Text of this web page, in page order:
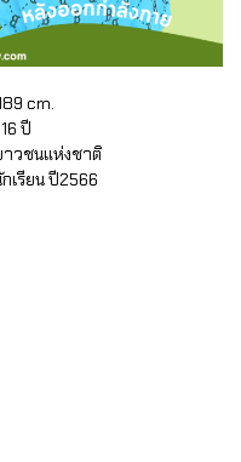
cm.
ปี
าวชนแห่งชาติ
เรียน ปี2566